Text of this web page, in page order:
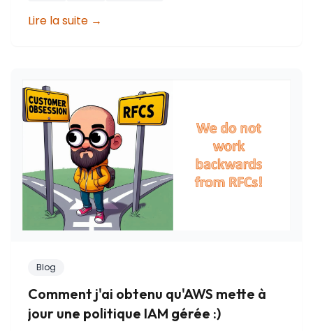
Lire la suite →
Blog
Comment j'ai obtenu qu'AWS mette à
jour une politique IAM gérée :)